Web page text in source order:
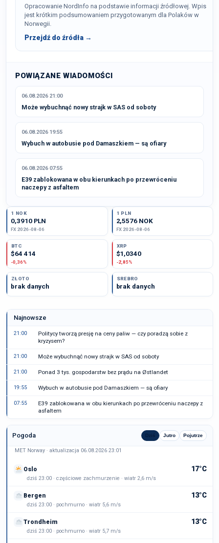
Opracowanie NordInfo na podstawie informacji źródłowej. Wpis
jest krótkim podsumowaniem przygotowanym dla Polaków w
Norwegii.
Przejdź do źródła →
POWIĄZANE WIADOMOŚCI
06.08.2026 21:00
Może wybuchnąć nowy strajk w SAS od soboty
06.08.2026 19:55
Wybuch w autobusie pod Damaszkiem — są ofiary
06.08.2026 07:55
E39 zablokowana w obu kierunkach po przewróceniu
naczepy z asfaltem
1 NOK
0,3910 PLN
FX 2026-08-06
1 PLN
2,5576 NOK
FX 2026-08-06
BTC
$64 414
-0,36%
XRP
$1,0340
-2,85%
ZŁOTO
brak danych
SREBRO
brak danych
Najnowsze
21:00
Politycy tworzą presję na ceny paliw — czy poradzą sobie z
kryzysem?
21:00 Może wybuchnąć nowy strajk w SAS od soboty
21:00 Ponad 3 tys. gospodarstw bez prądu na Østlandet
19:55 Wybuch w autobusie pod Damaszkiem — są ofiary
07:55
E39 zablokowana w obu kierunkach po przewróceniu naczepy z
asfaltem
Pogoda Dziś Jutro Pojutrze
MET Norway · aktualizacja 06.08.2026 23:01
Oslo 17°C
dziś 23:00 · częściowe zachmurzenie · wiatr 2,6 m/s
Bergen 13°C
dziś 23:00 · pochmurno · wiatr 5,6 m/s
Trondheim 13°C
dziś 23:00 · pochmurno · wiatr 5,7 m/s